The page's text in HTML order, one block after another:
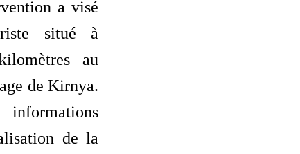
a visé
situé à
au
de Kirnya.
de la